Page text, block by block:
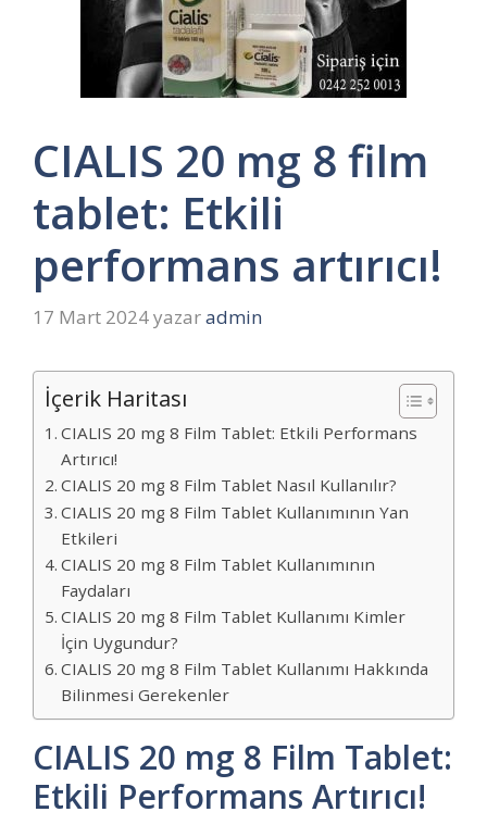
CIALIS 20 mg 8 film
tablet: Etkili
performans artırıcı!
17 Mart 2024yazaradmin
İçerik Haritası
CIALIS 20 mg 8 Film Tablet: Etkili Performans
Artırıcı!
CIALIS 20 mg 8 Film Tablet Nasıl Kullanılır?
CIALIS 20 mg 8 Film Tablet Kullanımının Yan
Etkileri
CIALIS 20 mg 8 Film Tablet Kullanımının
Faydaları
CIALIS 20 mg 8 Film Tablet Kullanımı Kimler
İçin Uygundur?
CIALIS 20 mg 8 Film Tablet Kullanımı Hakkında
Bilinmesi Gerekenler
CIALIS 20 mg 8 Film Tablet:
Etkili Performans Artırıcı!